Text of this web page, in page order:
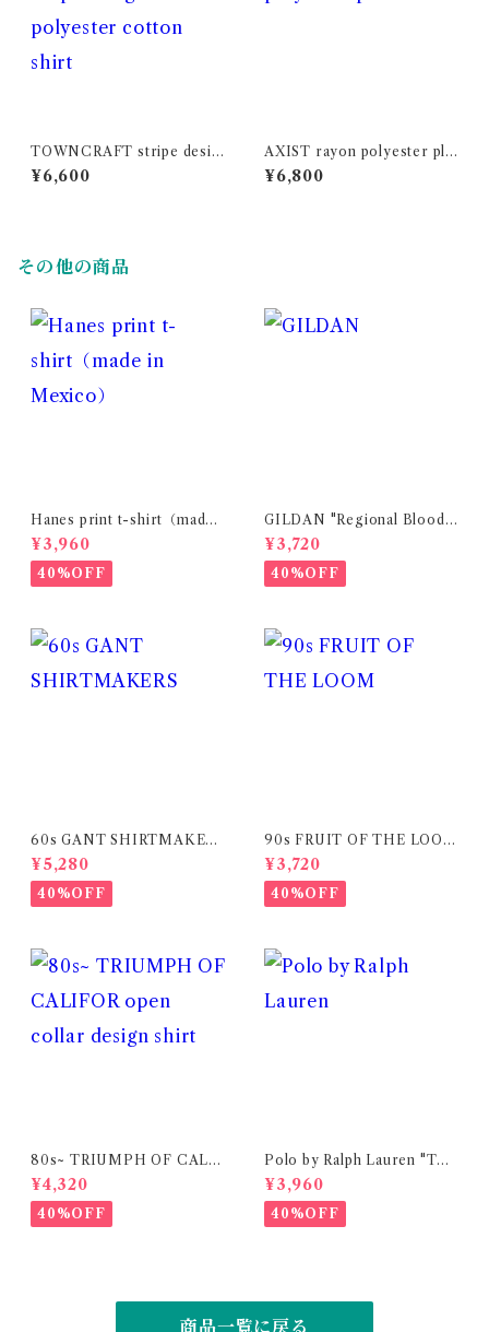
TOWNCRAFT stripe desig
n polyester cotton shirt
¥6,600
AXIST rayon polyester plai
n shirt
¥6,800
その他の商品
Hanes print t-shirt（made i
n Mexico）
¥3,960
40%OFF
GILDAN "Regional Blood
Center" medical print t-shi
rt
¥3,720
40%OFF
60s GANT SHIRTMAKER
S" The Hugger" stripe shir
t
¥5,280
40%OFF
90s FRUIT OF THE LOOM
"Corporate Cup ’98" print
t-shirt (made in USA)
¥3,720
40%OFF
80s~ TRIUMPH OF CALIF
OR open collar design shirt
¥4,320
40%OFF
Polo by Ralph Lauren "TYL
ER SHORT" two-tuck chin
o short pants
¥3,960
40%OFF
商品一覧に戻る